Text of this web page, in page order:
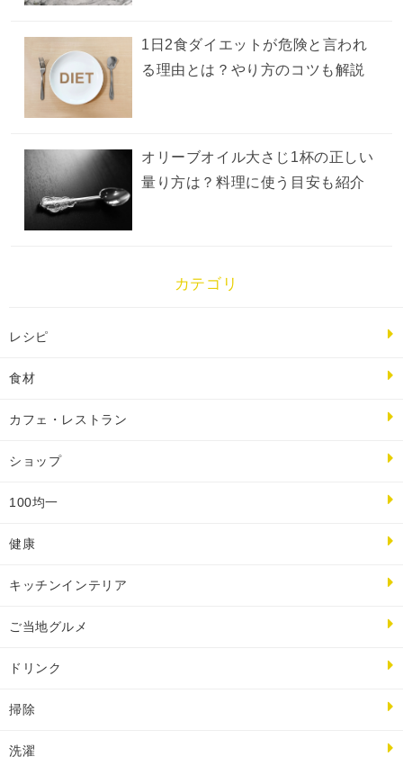
1日2食ダイエットが危険と言われ
る理由とは？やり方のコツも解説
オリーブオイル大さじ1杯の正しい
量り方は？料理に使う目安も紹介
カテゴリ
レシピ
食材
カフェ・レストラン
ショップ
100均一
健康
キッチンインテリア
ご当地グルメ
ドリンク
掃除
洗濯